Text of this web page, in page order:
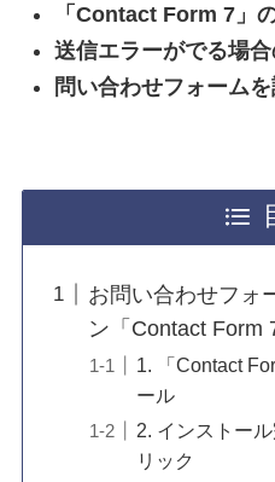
「Contact Form 7」
送信エラーがでる場
問い合わせフォーム
お問い合わせフォ
ン「Contact Form
1. 「Contact
ール
2. インストー
リック